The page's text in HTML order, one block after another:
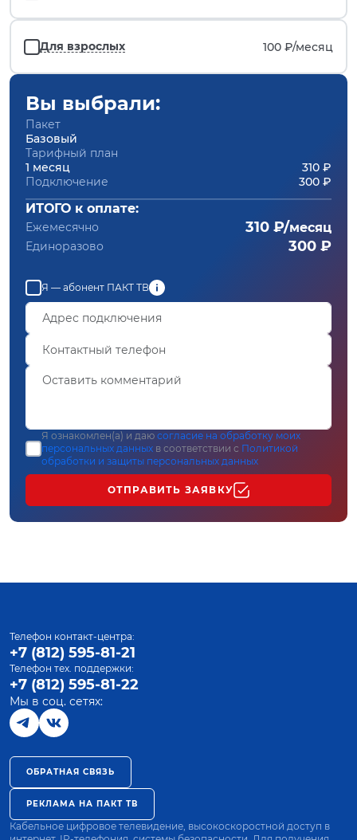
Для взрослых 100 ₽/месяц
Вы выбрали:
Пакет
Базовый
Тарифный план
1 месяц
310 ₽
Подключение
300 ₽
ИТОГО к оплате:
Ежемесячно 310 ₽/месяц
Единоразово 300 ₽
Я — абонент ПАКТ ТВ
Я ознакомлен(а) и даю согласие на обработку моих
персональных данных в соответствии с Политикой
обработки и защиты персональных данных
ОТПРАВИТЬ ЗАЯВКУ
Телефон контакт-центра:
+7 (812) 595-81-21
Телефон тех. поддержки:
+7 (812) 595-81-22
Мы в соц. сетях:
ОБРАТНАЯ СВЯЗЬ
РЕКЛАМА НА ПАКТ ТВ
Кабельное цифровое телевидение, высокоскоростной доступ в